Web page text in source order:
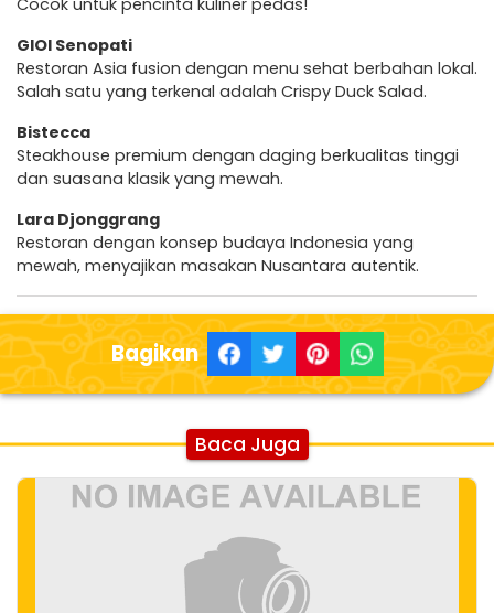
Cocok untuk pencinta kuliner pedas!
GIOI Senopati
Restoran Asia fusion dengan menu sehat berbahan lokal.
Salah satu yang terkenal adalah Crispy Duck Salad.
Bistecca
Steakhouse premium dengan daging berkualitas tinggi
dan suasana klasik yang mewah.
Lara Djonggrang
Restoran dengan konsep budaya Indonesia yang
mewah, menyajikan masakan Nusantara autentik.
Bagikan
Baca Juga